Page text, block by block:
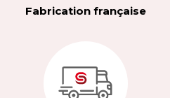
Fabrication française